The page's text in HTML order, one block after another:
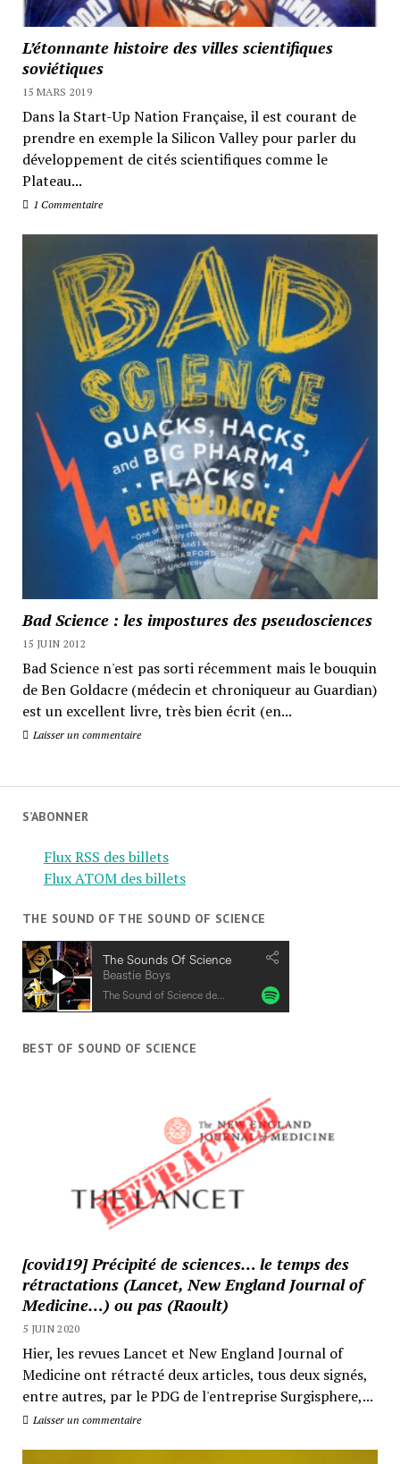
L’étonnante histoire des villes scientifiques
soviétiques
15 MARS 2019
Dans la Start-Up Nation Française, il est courant de
prendre en exemple la Silicon Valley pour parler du
développement de cités scientifiques comme le
Plateau...
1 Commentaire
Bad Science : les impostures des pseudosciences
15 JUIN 2012
Bad Science n'est pas sorti récemment mais le bouquin
de Ben Goldacre (médecin et chroniqueur au Guardian)
est un excellent livre, très bien écrit (en...
Laisser un commentaire
S’ABONNER
Flux RSS des billets
Flux ATOM des billets
THE SOUND OF THE SOUND OF SCIENCE
BEST OF SOUND OF SCIENCE
[covid19] Précipité de sciences… le temps des
rétractations (Lancet, New England Journal of
Medicine…) ou pas (Raoult)
5 JUIN 2020
Hier, les revues Lancet et New England Journal of
Medicine ont rétracté deux articles, tous deux signés,
entre autres, par le PDG de l'entreprise Surgisphere,...
Laisser un commentaire